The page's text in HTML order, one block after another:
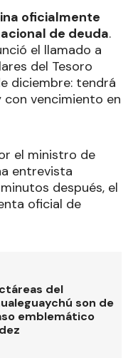
oficialmente
de deuda.
el llamado a
del Tesoro
diciembre: tendrá
con vencimiento en
el ministro de
entrevista
después, el
oficial de
del
son de
emblemático